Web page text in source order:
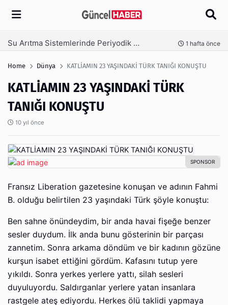
Arama
Ambalaj Süreçlerinde Yeni Nesil Verimliliği Olimpack ile Yakalayın 3 hafta önce
Home Dünya KATLİAMIN 23 YAŞINDAKİ TÜRK TANIĞI KONUŞTU
KATLİAMIN 23 YAŞINDAKİ TÜRK
TANIĞI KONUŞTU
10 yıl önce
Fransız Liberation gazetesine konuşan ve adının Fahmi
B. olduğu belirtilen 23 yaşındaki Türk şöyle konuştu:
Ben sahne önündeydim, bir anda havai fişeğe benzer
sesler duydum. İlk anda bunu gösterinin bir parçası
zannetim. Sonra arkama döndüm ve bir kadının gözüne
kurşun isabet ettiğini gördüm. Kafasını tutup yere
yıkıldı. Sonra yerkes yerlere yattı, silah sesleri
duyuluyordu. Saldırganlar yerlere yatan insanlara
rastgele ateş ediyordu. Herkes ölü taklidi yapmaya